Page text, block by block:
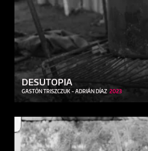
DESUTOPIA
GASTÓN TRISZCZUK - ADRIÁN DÍAZ 2023